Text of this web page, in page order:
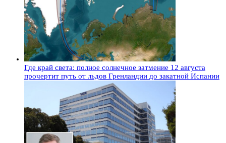
Где край света: полное солнечное затмение 12 августа
прочертит путь от льдов Гренландии до закатной Испании